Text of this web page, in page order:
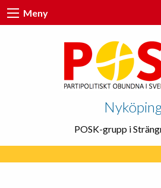
Meny
Nyköping
POSK-grupp i